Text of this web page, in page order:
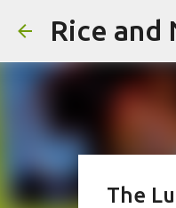
Rice and
The